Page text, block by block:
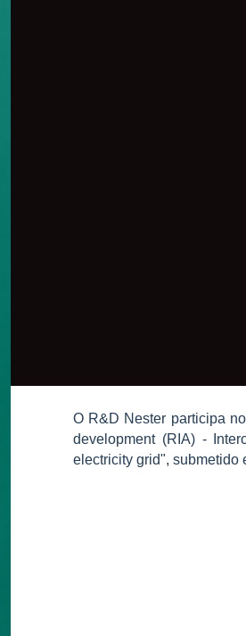
O R&D Nester participa
development (RIA) -
electricity grid", submetido